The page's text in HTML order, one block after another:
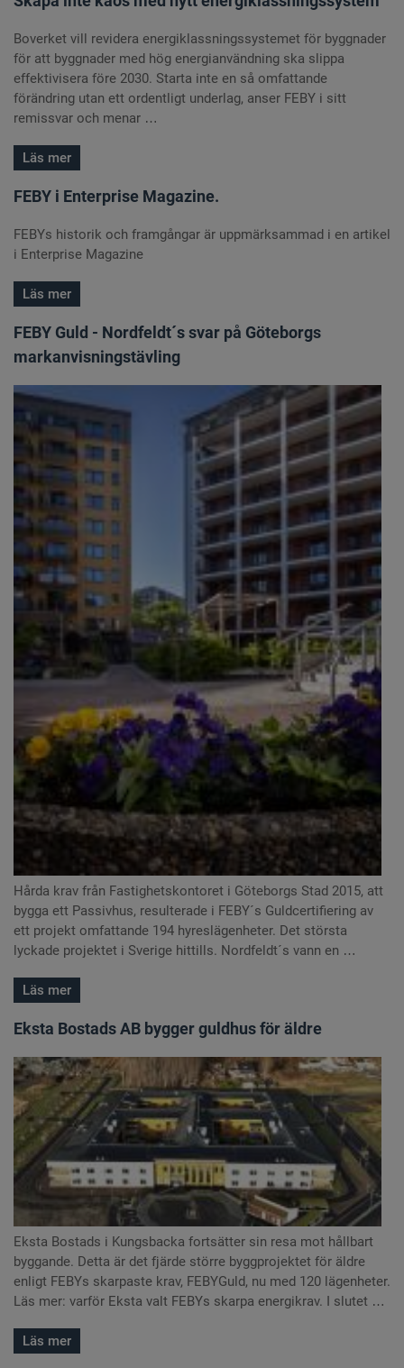
Boverket vill revidera energiklassningssystemet för byggnader
för att byggnader med hög energianvändning ska slippa
effektivisera före 2030. Starta inte en så omfattande
förändring utan ett ordentligt underlag, anser FEBY i sitt
remissvar och menar …
Läs mer
FEBY i Enterprise Magazine.
FEBYs historik och framgångar är uppmärksammad i en artikel
i Enterprise Magazine
Läs mer
FEBY Guld - Nordfeldt´s svar på Göteborgs
markanvisningstävling
Hårda krav från Fastighetskontoret i Göteborgs Stad 2015, att
bygga ett Passivhus, resulterade i FEBY´s Guldcertifiering av
ett projekt omfattande 194 hyreslägenheter. Det största
lyckade projektet i Sverige hittills. Nordfeldt´s vann en …
Läs mer
Eksta Bostads AB bygger guldhus för äldre
Eksta Bostads i Kungsbacka fortsätter sin resa mot hållbart
byggande. Detta är det fjärde större byggprojektet för äldre
enligt FEBYs skarpaste krav, FEBYGuld, nu med 120 lägenheter.
Läs mer: varför Eksta valt FEBYs skarpa energikrav. I slutet …
Läs mer